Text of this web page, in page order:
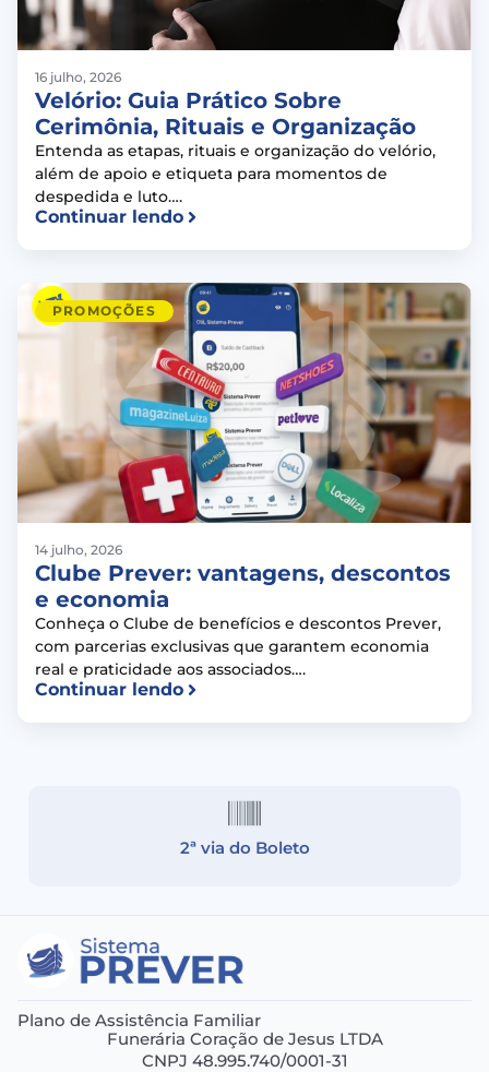
16 julho, 2026
Velório: Guia Prático Sobre
Cerimônia, Rituais e Organização
Entenda as etapas, rituais e organização do velório,
além de apoio e etiqueta para momentos de
despedida e luto….
Continuar lendo
PROMOÇÕES
14 julho, 2026
Clube Prever: vantagens, descontos
e economia
Conheça o Clube de benefícios e descontos Prever,
com parcerias exclusivas que garantem economia
real e praticidade aos associados….
Continuar lendo
2ª via do Boleto
Plano de Assistência Familiar
Funerária Coração de Jesus LTDA
CNPJ 48.995.740/0001-31